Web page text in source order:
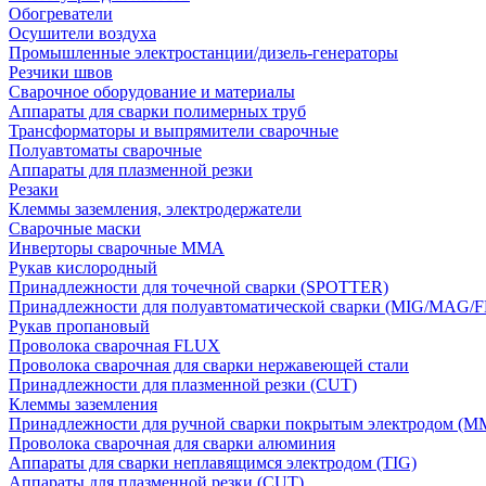
Обогреватели
Осушители воздуха
Промышленные электростанции/дизель-генераторы
Резчики швов
Сварочное оборудование и материалы
Аппараты для сварки полимерных труб
Трансформаторы и выпрямители сварочные
Полуавтоматы сварочные
Аппараты для плазменной резки
Резаки
Клеммы заземления, электродержатели
Сварочные маски
Инверторы сварочные ММА
Рукав кислородный
Принадлежности для точечной сварки (SPOTTER)
Принадлежности для полуавтоматической сварки (MIG/MAG/
Рукав пропановый
Проволока сварочная FLUX
Проволока сварочная для сварки нержавеющей стали
Принадлежности для плазменной резки (CUT)
Клеммы заземления
Принадлежности для ручной сварки покрытым электродом
Проволока сварочная для сварки алюминия
Аппараты для сварки неплавящимся электродом (TIG)
Аппараты для плазменной резки (CUT)